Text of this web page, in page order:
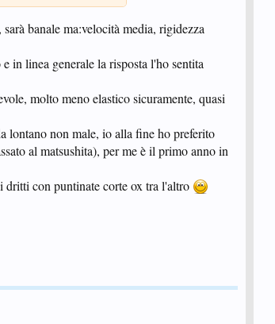
banale ma:velocità media, rigidezza
linea generale la risposta l'ho sentita
molto meno elastico sicuramente, quasi
lontano non male, io alla fine ho preferito
al matsushita), per me è il primo anno in
con puntinate corte ox tra l'altro